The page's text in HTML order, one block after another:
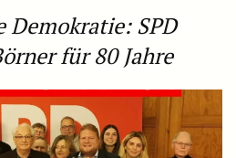
Demokratie: SPD
für 80 Jahre